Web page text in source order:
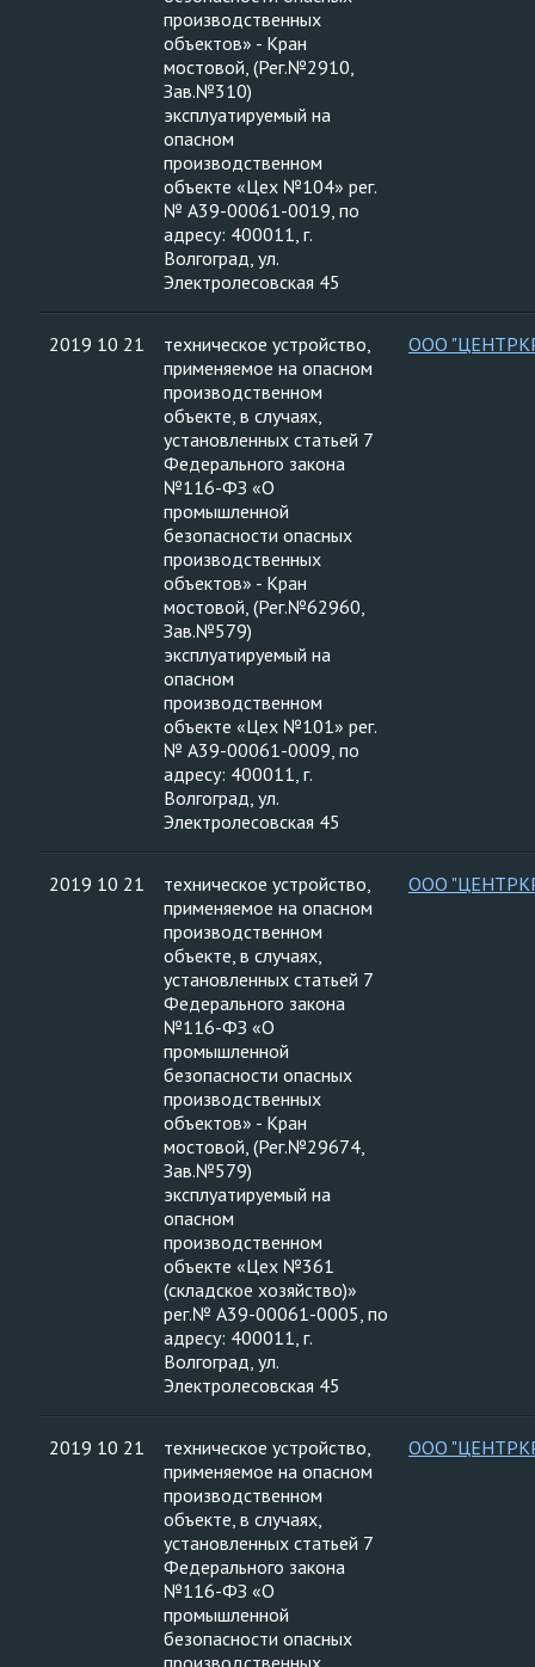
производственных
объектов» - Кран
мостовой, (Рег.№2910,
Зав.№310)
эксплуатируемый на
опасном
производственном
объекте «Цех №104» рег.
№ А39-00061-0019, по
адресу: 400011, г.
Волгоград, ул.
Электролесовская 45
2019 10 21
техническое устройство,
применяемое на опасном
производственном
объекте, в случаях,
установленных статьей 7
Федерального закона
№116-ФЗ «О
промышленной
безопасности опасных
производственных
объектов» - Кран
мостовой, (Рег.№62960,
Зав.№579)
эксплуатируемый на
опасном
производственном
объекте «Цех №101» рег.
№ А39-00061-0009, по
адресу: 400011, г.
Волгоград, ул.
Электролесовская 45
ООО
2019 10 21
техническое устройство,
применяемое на опасном
производственном
объекте, в случаях,
установленных статьей 7
Федерального закона
№116-ФЗ «О
промышленной
безопасности опасных
производственных
объектов» - Кран
мостовой, (Рег.№29674,
Зав.№579)
эксплуатируемый на
опасном
производственном
объекте «Цех №361
(складское хозяйство)»
рег.№ А39-00061-0005, по
адресу: 400011, г.
Волгоград, ул.
Электролесовская 45
ООО
2019 10 21
техническое устройство,
применяемое на опасном
производственном
объекте, в случаях,
установленных статьей 7
Федерального закона
№116-ФЗ «О
промышленной
безопасности опасных
производственных
ООО